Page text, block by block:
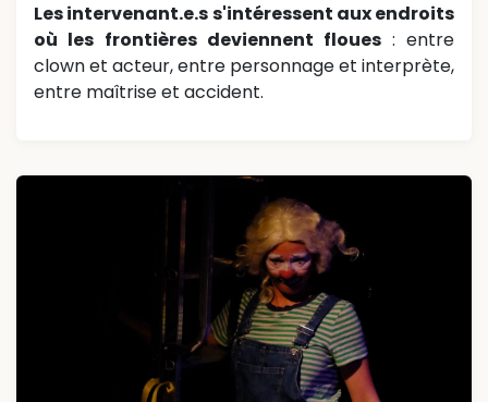
Les intervenant.e.s s'intéressent aux endroits
où les frontières deviennent floues : entre
clown et acteur, entre personnage et interprète,
entre maîtrise et accident.